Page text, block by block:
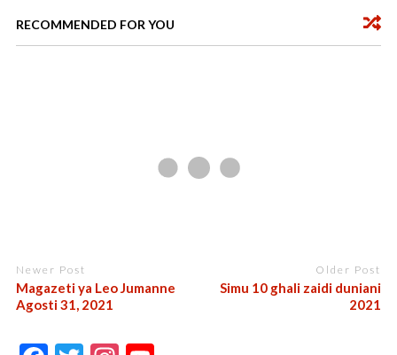
RECOMMENDED FOR YOU
Newer Post
Magazeti ya Leo Jumanne
Agosti 31, 2021
Older Post
Simu 10 ghali zaidi duniani
2021